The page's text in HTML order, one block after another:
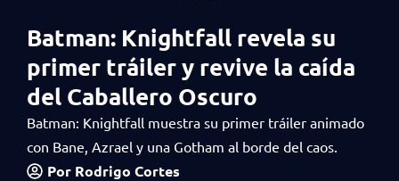
Batman: Knightfall revela su
primer tráiler y revive la caída
del Caballero Oscuro
Batman: Knightfall muestra su primer tráiler animado
con Bane, Azrael y una Gotham al borde del caos.
Por Rodrigo Cortes